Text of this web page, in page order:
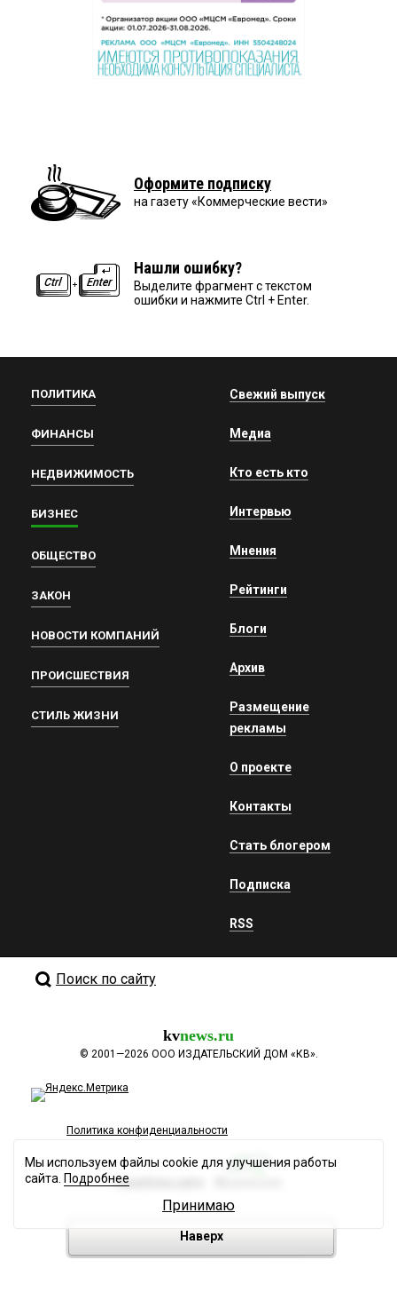
Оформите подписку
на газету «Коммерческие вести»
Нашли ошибку?
Выделите фрагмент с текстом
ошибки и нажмите Ctrl + Enter.
ПОЛИТИКА
ФИНАНСЫ
НЕДВИЖИМОСТЬ
БИЗНЕС
ОБЩЕСТВО
ЗАКОН
НОВОСТИ КОМПАНИЙ
ПРОИСШЕСТВИЯ
СТИЛЬ ЖИЗНИ
Свежий выпуск
Медиа
Кто есть кто
Интервью
Мнения
Рейтинги
Блоги
Архив
Размещение
рекламы
О проекте
Контакты
Стать блогером
Подписка
RSS
Поиск по сайту
kvnews.ru
© 2001—2026 ООО ИЗДАТЕЛЬСКИЙ ДОМ «КВ».
Политика конфиденциальности
Разработка сайта
Наверх
Мы используем файлы cookie для улучшения работы
сайта. Подробнее
Принимаю